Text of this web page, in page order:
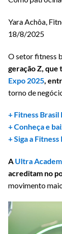
Yara Achôa,
18/8/2025
O setor fitness
geração Z, que
Expo 2025 ,
torno de
+ Fitness
+ Conheça e
+ Siga a
A Ultra
acreditam no
movimento